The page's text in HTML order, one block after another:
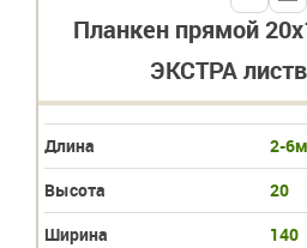
Планкен прямой
ЭКСТРА
Длина
2-6м
Высота
20
Ширина
140